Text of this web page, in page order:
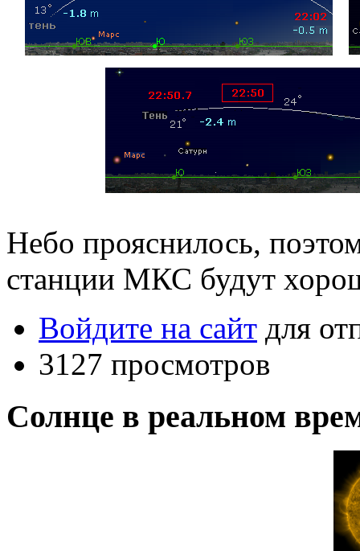
Небо прояснилось,
станции МКС будут
Войдите на сайт для
3127 просмотров
Солнце в реальном